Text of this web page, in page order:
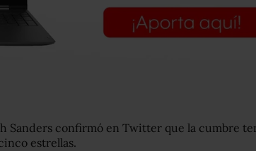
Sanders confirmó en Twitter que la cumbre
estrellas.